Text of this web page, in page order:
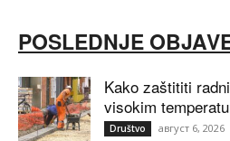
POSLEDNJE
Kako zaštititi
visokim
Društvo август 6, 2026